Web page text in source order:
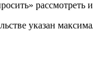
указан